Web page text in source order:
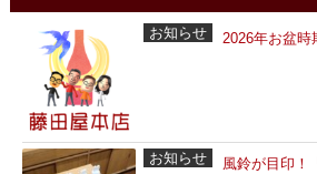
お知らせ 2026年お盆時
お知らせ
風鈴が目印！